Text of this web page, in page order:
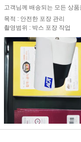
고객님께 배송되는 모든 상
목적 : 안전한 포장 관리
촬영범위 : 박스 포장 작업